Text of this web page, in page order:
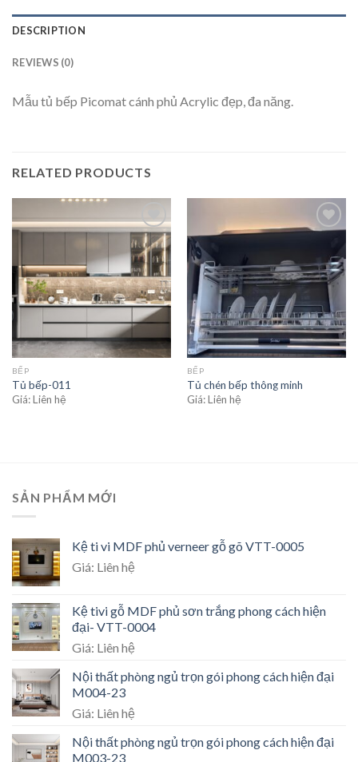
DESCRIPTION
REVIEWS (0)
Mẫu tủ bếp Picomat cánh phủ Acrylic đẹp, đa năng.
RELATED PRODUCTS
Add to
wishlist
BẾP
Tủ bếp-011
Giá: Liên hệ
BẾP
Tủ chén bếp thông minh
Giá: Liên hệ
SẢN PHẨM MỚI
Kệ ti vi MDF phủ verneer gỗ gõ VTT-0005
Giá: Liên hệ
Kệ tivi gỗ MDF phủ sơn trắng phong cách hiện
đại- VTT-0004
Giá: Liên hệ
Nội thất phòng ngủ trọn gói phong cách hiện đại
M004-23
Giá: Liên hệ
Nội thất phòng ngủ trọn gói phong cách hiện đại
M003-23